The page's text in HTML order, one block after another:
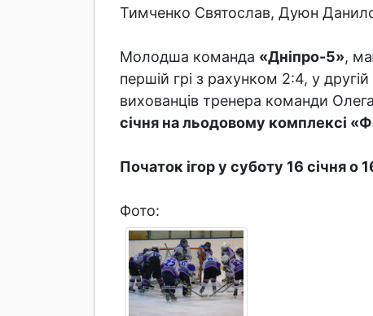
Тимченко Святослав, Дуюн
Молодша команда «Дніпро-5»,
першій грі з рахунком 2:4, у
вихованців тренера команди
січня на льодовому комплексі
Початок ігор у суботу 16 січня о
Фото: